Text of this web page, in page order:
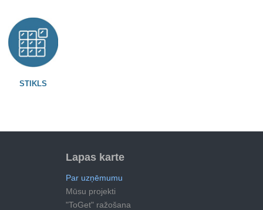
STIKLS
Lapas karte
Par uzņēmumu
Mūsu projekti
"ToGet" ražošana